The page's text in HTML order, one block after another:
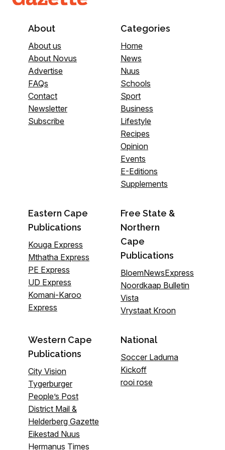
About
About us
About Novus
Advertise
FAQs
Contact
Newsletter
Subscribe
Categories
Home
News
Nuus
Schools
Sport
Business
Lifestyle
Recipes
Opinion
Events
E-Editions
Supplements
Eastern Cape
Publications
Kouga Express
Mthatha Express
PE Express
UD Express
Komani-Karoo
Express
Free State &
Northern
Cape
Publications
BloemNewsExpress
Noordkaap Bulletin
Vista
Vrystaat Kroon
Western Cape
Publications
City Vision
Tygerburger
People’s Post
District Mail &
Helderberg Gazette
Eikestad Nuus
Hermanus Times
National
Soccer Laduma
Kickoff
rooi rose